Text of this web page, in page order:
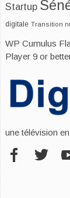
Startup
digitale Transition
WP Cumulus
Player 9 or
une télévision